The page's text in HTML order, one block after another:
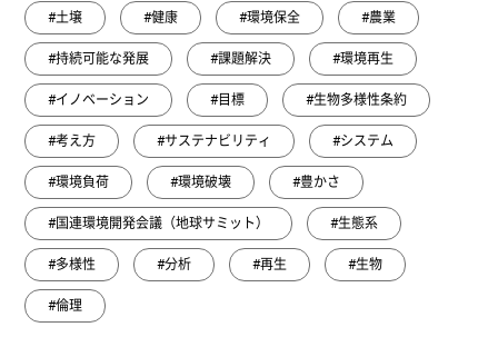
#土壌 #健康 #環境保全 #農業
#持続可能な発展 #課題解決 #環境再生
#イノベーション #目標 #生物多様性条約
#考え方 #サステナビリティ #システム
#環境負荷 #環境破壊 #豊かさ
#国連環境開発会議（地球サミット） #生態系
#多様性 #分析 #再生 #生物
#倫理